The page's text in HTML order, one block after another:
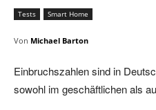
Tests Smart Home
Von Michael Barton
Einbruchszahlen sind in
sowohl im geschäftlichen als